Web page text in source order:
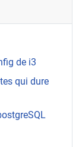
de i3
qui dure